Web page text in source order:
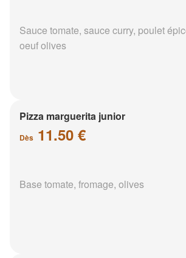
Sauce tomate, sauce curry, poulet
oeuf olives
Pizza marguerita junior
Dès 11.50 €
Base tomate, fromage, olives